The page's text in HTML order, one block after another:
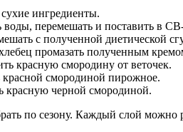
ингредиенты.
воды, перемешать и поставить в
с полученной диетической
промазать полученным
красную смородину от веточек.
красной смородиной пирожное.
красную черной смородиной.
по сезону. Каждый слой можно